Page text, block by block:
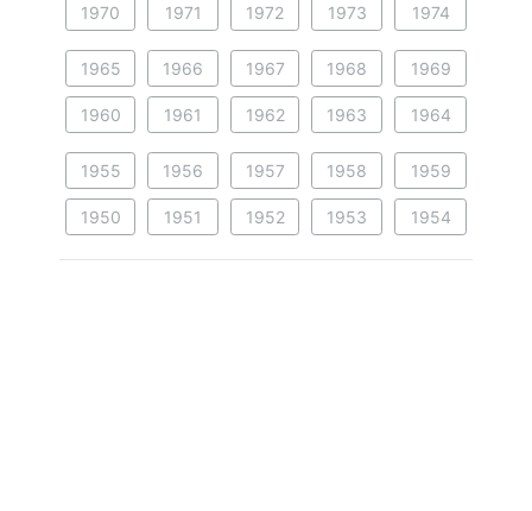
1970 1971 1972 1973 1974
1965 1966 1967 1968 1969
1960 1961 1962 1963 1964
1955 1956 1957 1958 1959
1950 1951 1952 1953 1954